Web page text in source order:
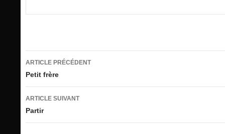
Navigation
des
articles
ARTICLE PRÉCÉDENT
Petit frère
ARTICLE SUIVANT
Partir